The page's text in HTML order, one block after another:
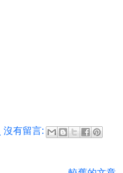
沒有留言: